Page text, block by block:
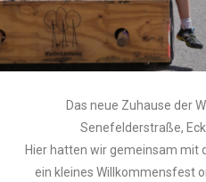
Das neue Zuhause der
Senefelderstraße,
Hier hatten wir gemeinsam mit
ein kleines Willkommensfest